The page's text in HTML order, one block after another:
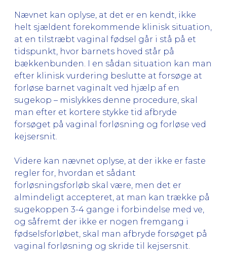
Nævnet kan oplyse, at det er en kendt, ikke
helt sjældent forekommende klinisk situation,
at en tilstræbt vaginal fødsel går i stå på et
tidspunkt, hvor barnets hoved står på
bækkenbunden. I en sådan situation kan man
efter klinisk vurdering beslutte at forsøge at
forløse barnet vaginalt ved hjælp af en
sugekop – mislykkes denne procedure, skal
man efter et kortere stykke tid afbryde
forsøget på vaginal forløsning og forløse ved
kejsersnit.
Videre kan nævnet oplyse, at der ikke er faste
regler for, hvordan et sådant
forløsningsforløb skal være, men det er
almindeligt accepteret, at man kan trække på
sugekoppen 3-4 gange i forbindelse med ve,
og såfremt der ikke er nogen fremgang i
fødselsforløbet, skal man afbryde forsøget på
vaginal forløsning og skride til kejsersnit.